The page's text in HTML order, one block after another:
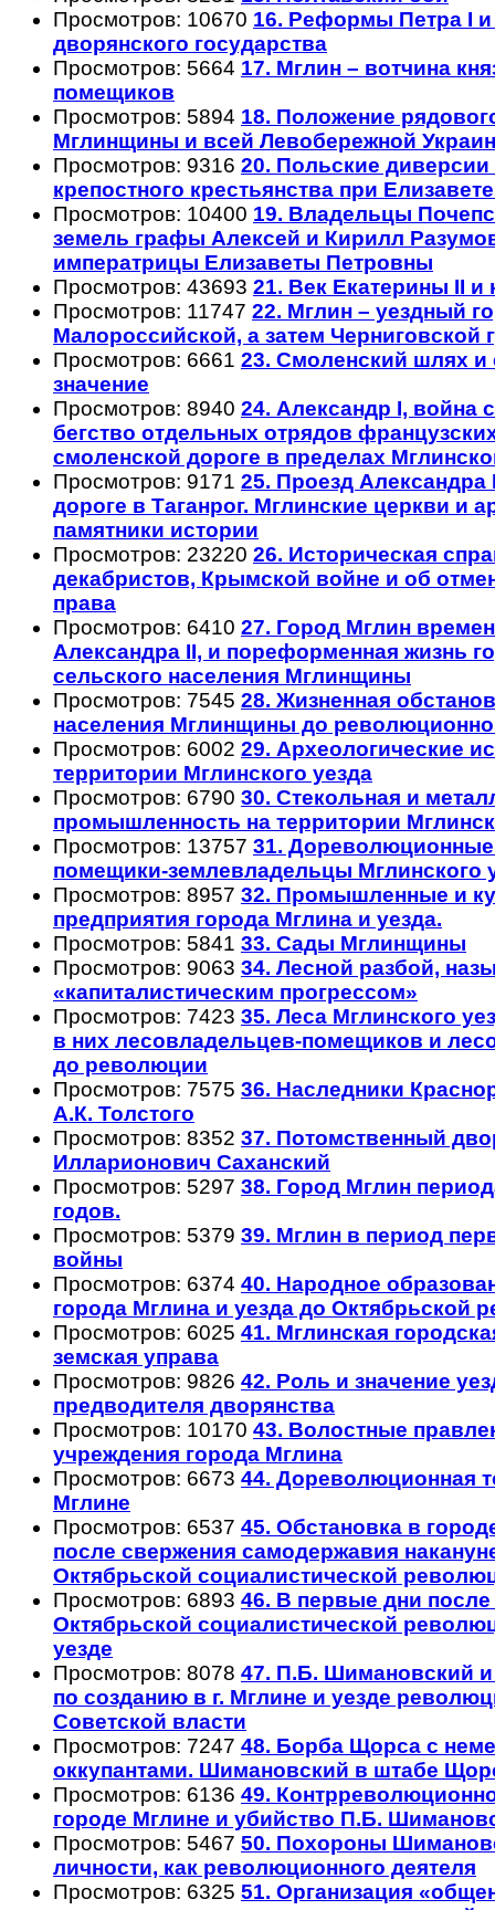
Просмотров: 10670 16. Реформы Петра I и
дворянского государства
Просмотров: 5664 17. Мглин – вотчина
помещиков
Просмотров: 5894 18. Положение
Мглинщины и всей Левобережной
Просмотров: 9316 20. Польские
крепостного крестьянства при
Просмотров: 10400 19. Владельцы
земель графы Алексей и Кирилл
императрицы Елизаветы Петровны
Просмотров: 43693 21. Век Екатерины II и
Просмотров: 11747 22. Мглин – уездный
Малороссийской, а затем Черниговской
Просмотров: 6661 23. Смоленский шлях и
значение
Просмотров: 8940 24. Александр I, война
бегство отдельных отрядов
смоленской дороге в пределах
Просмотров: 9171 25. Проезд Александра
дороге в Таганрог. Мглинские церкви и
памятники истории
Просмотров: 23220 26. Историческая
декабристов, Крымской войне и об
права
Просмотров: 6410 27. Город Мглин
Александра II, и пореформенная жизнь
сельского населения Мглинщины
Просмотров: 7545 28. Жизненная
населения Мглинщины до
Просмотров: 6002 29. Археологические
территории Мглинского уезда
Просмотров: 6790 30. Стекольная и
промышленность на территории
Просмотров: 13757 31.
помещики-землевладельцы Мглинского
Просмотров: 8957 32. Промышленные и
предприятия города Мглина и уезда.
Просмотров: 5841 33. Сады Мглинщины
Просмотров: 9063 34. Лесной разбой,
«капиталистическим прогрессом»
Просмотров: 7423 35. Леса Мглинского
в них лесовладельцев-помещиков и
до революции
Просмотров: 7575 36. Наследники
А.К. Толстого
Просмотров: 8352 37. Потомственный
Илларионович Саханский
Просмотров: 5297 38. Город Мглин
годов.
Просмотров: 5379 39. Мглин в период
войны
Просмотров: 6374 40. Народное
города Мглина и уезда до Октябрьской
Просмотров: 6025 41. Мглинская
земская управа
Просмотров: 9826 42. Роль и значение
предводителя дворянства
Просмотров: 10170 43. Волостные
учреждения города Мглина
Просмотров: 6673 44. Дореволюционная
Мглине
Просмотров: 6537 45. Обстановка в
после свержения самодержавия
Октябрьской социалистической
Просмотров: 6893 46. В первые дни
Октябрьской социалистической
уезде
Просмотров: 8078 47. П.Б. Шимановский и
по созданию в г. Мглине и уезде
Cоветской власти
Просмотров: 7247 48. Борба Щорса с
оккупантами. Шимановский в штабе
Просмотров: 6136 49.
городе Мглине и убийство П.Б.
Просмотров: 5467 50. Похороны
личности, как революционного деятеля
Просмотров: 6325 51. Организация